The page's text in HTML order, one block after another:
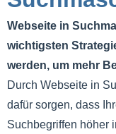
Webseite in
wichtigsten
werden, um mehr
Durch Webseite in
dafür sorgen, dass
Suchbegriffen höher